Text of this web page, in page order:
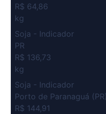
R$ 64,86
kg
Soja - Indicador
PR
R$ 136,73
kg
Soja - Indicador
Porto de Paranaguá (PR)
R$ 144,91